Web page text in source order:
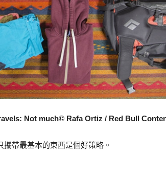
Not much© Rafa Ortiz / Red Bull
帶最基本的東西是個好策略。